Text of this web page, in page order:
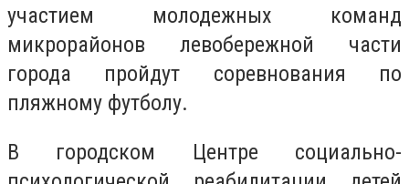
участием молодежных команд
микрорайонов левобережной части
города пройдут соревнования по
пляжному футболу.
В городском Центре социально-